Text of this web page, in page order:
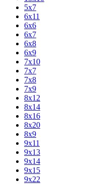
5х7
6х11
6х6
6х7
6х8
6х9
7х10
7х7
7х8
7х9
8х12
8х14
8х16
8х20
8х9
9х11
9х13
9х14
9х15
9х22